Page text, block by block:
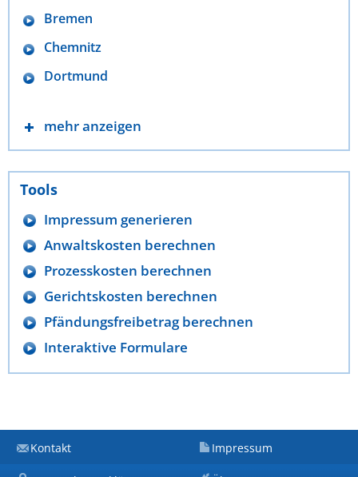
Bremen
Chemnitz
Dortmund
mehr anzeigen
Tools
Impressum generieren
Anwaltskosten berechnen
Prozesskosten berechnen
Gerichtskosten berechnen
Pfändungsfreibetrag berechnen
Interaktive Formulare
Kontakt Impressum